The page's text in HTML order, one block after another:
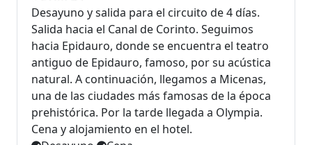
Desayuno y salida para el circuito de 4 días.
Salida hacia el Canal de Corinto. Seguimos
hacia Epidauro, donde se encuentra el teatro
antiguo de Epidauro, famoso, por su acústica
natural. A continuación, llegamos a Micenas,
una de las ciudades más famosas de la época
prehistórica. Por la tarde llegada a Olympia.
Cena y alojamiento en el hotel.